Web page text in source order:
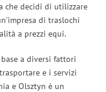
che decidi di utilizzare
di traslochi
a prezzi equi.
a diversi fattori
e i servizi
e Olsztyn è un